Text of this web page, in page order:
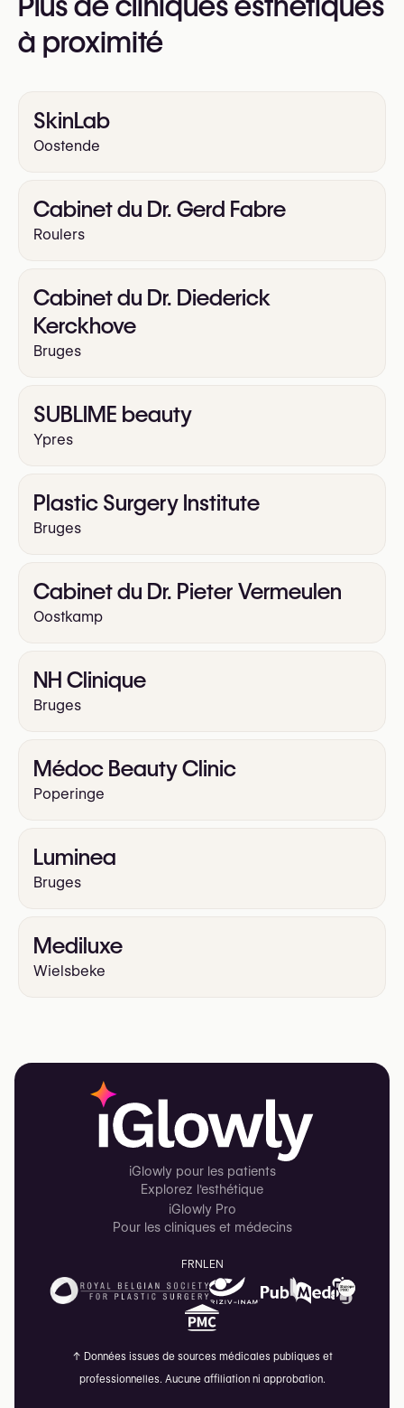
https://www.rejuvenis.be/
à proximité
SkinLab
Oostende
Cabinet du Dr. Gerd Fabre
Roulers
Cabinet du Dr. Diederick
Kerckhove
Bruges
SUBLIME beauty
Ypres
Plastic Surgery Institute
Bruges
Cabinet du Dr. Pieter Vermeulen
Oostkamp
NH Clinique
Bruges
Médoc Beauty Clinic
Poperinge
Luminea
Bruges
Mediluxe
Wielsbeke
iGlowly pour les patients
Explorez l'esthétique
iGlowly Pro
Pour les cliniques et médecins
FRNLEN
↑ Données issues de sources médicales publiques et
professionnelles. Aucune affiliation ni approbation.